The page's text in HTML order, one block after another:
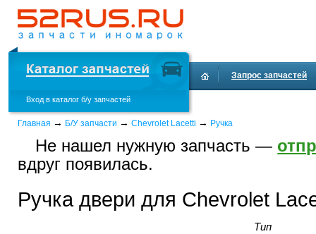
Вход в каталог б/у запчастей
Запрос запчастей
Главная → Б/У запчасти → Chevrolet Lacetti → Ручка
Не нашел нужную запчасть —
вдруг появилась.
Ручка двери для Chevrolet
Тип